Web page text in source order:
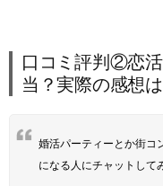
口コミ評判②恋
当？実際の感想は
婚活パーティーとか街コ
になる人にチャットして